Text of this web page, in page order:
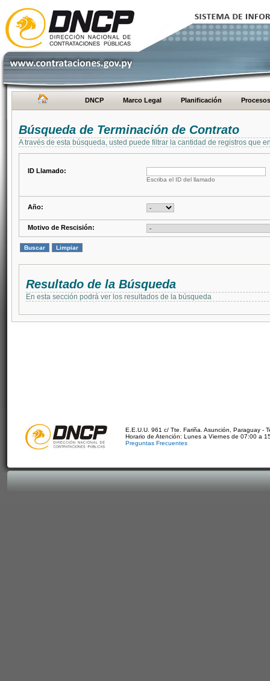
DNCP Marco Legal Planificación Procesos
Búsqueda de Terminación de Contrato
A través de esta búsqueda, usted puede filtrar la cantidad de registros que
ID Llamado:
Escriba el ID del llamado
Año:
Motivo de Rescisión:
Resultado de la Búsqueda
En esta sección podrá ver los resultados de la búsqueda
E.E.U.U. 961 c/ Tte. Fariña. Asunción, Paraguay -
Horario de Atención: Lunes a Viernes de 07:00 a
Preguntas Frecuentes